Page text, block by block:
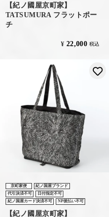
【紀ノ國屋京町家】
TATSUMURA フラットポー
チ
¥ 22,000 税込
お気に入りに登録する
京町家便
紀ノ国屋ブランド
代引決済不可
日付指定不可
紀ノ国屋カード決済不可
NP後払い不可
【紀ノ國屋京町家】